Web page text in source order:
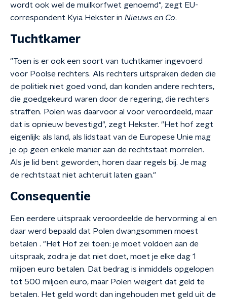
wordt ook wel de muilkorfwet genoemd", zegt EU-
correspondent Kyia Hekster in Nieuws en Co.
Tuchtkamer
"Toen is er ook een soort van tuchtkamer ingevoerd
voor Poolse rechters. Als rechters uitspraken deden die
de politiek niet goed vond, dan konden andere rechters,
die goedgekeurd waren door de regering, die rechters
straffen. Polen was daarvoor al voor veroordeeld, maar
dat is opnieuw bevestigd", zegt Hekster. "Het hof zegt
eigenlijk: als land, als lidstaat van de Europese Unie mag
je op geen enkele manier aan de rechtstaat morrelen.
Als je lid bent geworden, horen daar regels bij. Je mag
de rechtstaat niet achteruit laten gaan."
Consequentie
Een eerdere uitspraak veroordeelde de hervorming al en
daar werd bepaald dat Polen dwangsommen moest
betalen . "Het Hof zei toen: je moet voldoen aan de
uitspraak, zodra je dat niet doet, moet je elke dag 1
miljoen euro betalen. Dat bedrag is inmiddels opgelopen
tot 500 miljoen euro, maar Polen weigert dat geld te
betalen. Het geld wordt dan ingehouden met geld uit de